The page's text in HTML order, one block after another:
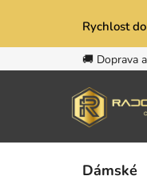
obsah
Rychlost
🚚 Doprava
Dámské